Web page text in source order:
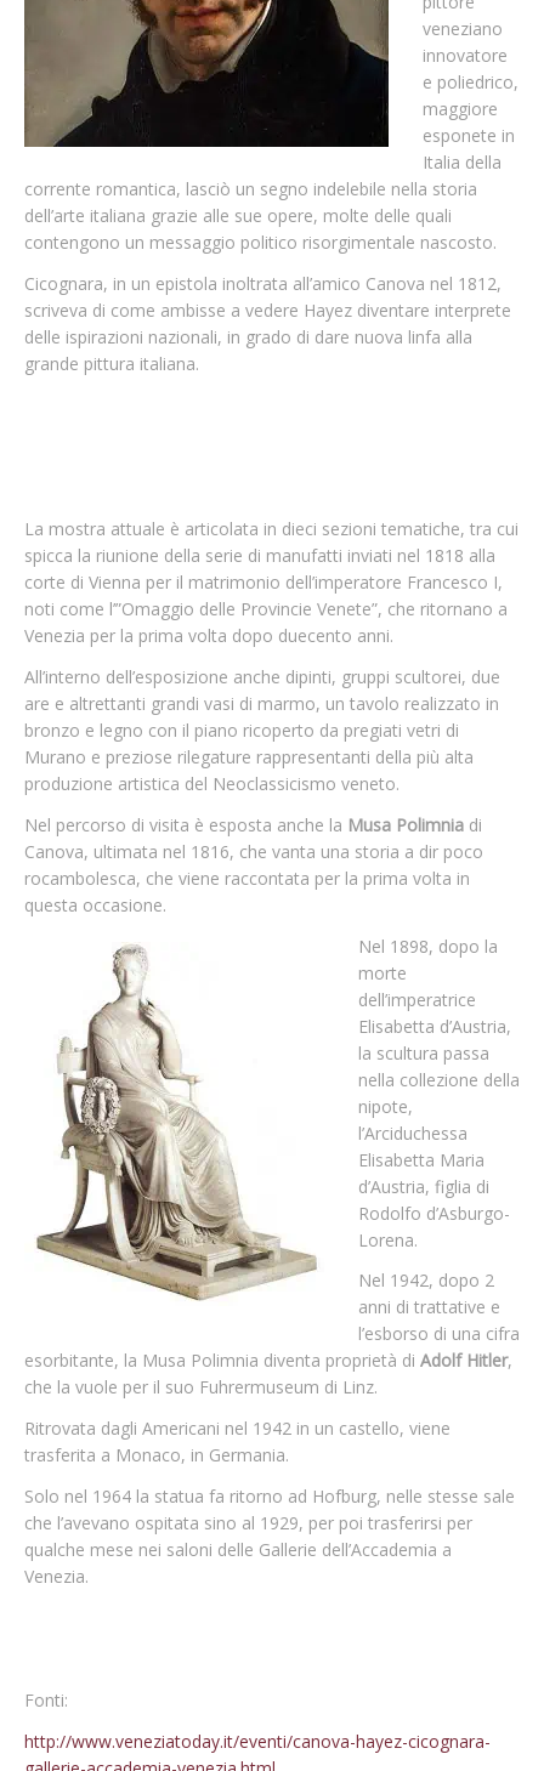
veneziano
innovatore
e poliedrico,
maggiore
esponete in
Italia della
corrente romantica, lasciò un segno indelebile nella storia
dell’arte italiana grazie alle sue opere, molte delle quali
contengono un messaggio politico risorgimentale nascosto.
Cicognara, in un epistola inoltrata all’amico Canova nel 1812,
scriveva di come ambisse a vedere Hayez diventare interprete
delle ispirazioni nazionali, in grado di dare nuova linfa alla
grande pittura italiana.
La mostra attuale è articolata in dieci sezioni tematiche, tra cui
spicca la riunione della serie di manufatti inviati nel 1818 alla
corte di Vienna per il matrimonio dell’imperatore Francesco I,
noti come l’”Omaggio delle Provincie Venete”, che ritornano a
Venezia per la prima volta dopo duecento anni.
All’interno dell’esposizione anche dipinti, gruppi scultorei, due
are e altrettanti grandi vasi di marmo, un tavolo realizzato in
bronzo e legno con il piano ricoperto da pregiati vetri di
Murano e preziose rilegature rappresentanti della più alta
produzione artistica del Neoclassicismo veneto.
Nel percorso di visita è esposta anche la Musa Polimnia di
Canova, ultimata nel 1816, che vanta una storia a dir poco
rocambolesca, che viene raccontata per la prima volta in
questa occasione.
Nel 1898, dopo la
morte
dell’imperatrice
Elisabetta d’Austria,
la scultura passa
nella collezione della
nipote,
l’Arciduchessa
Elisabetta Maria
d’Austria, figlia di
Rodolfo d’Asburgo-
Lorena.
Nel 1942, dopo 2
anni di trattative e
l’esborso di una cifra
esorbitante, la Musa Polimnia diventa proprietà di Adolf Hitler,
che la vuole per il suo Fuhrermuseum di Linz.
Ritrovata dagli Americani nel 1942 in un castello, viene
trasferita a Monaco, in Germania.
Solo nel 1964 la statua fa ritorno ad Hofburg, nelle stesse sale
che l’avevano ospitata sino al 1929, per poi trasferirsi per
qualche mese nei saloni delle Gallerie dell’Accademia a
Venezia.
Fonti:
http://www.veneziatoday.it/eventi/canova-hayez-cicognara-